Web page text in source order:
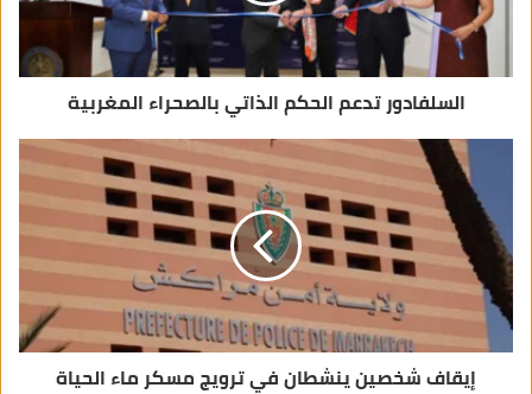
السلفادور تدعم الحكم الذاتي بالصحراء المغربية
إيقاف شخصين ينشطان في ترويج مسكر ماء الحياة